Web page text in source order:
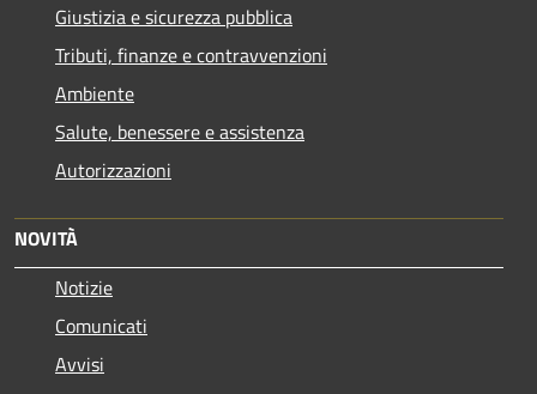
Giustizia e sicurezza pubblica
Tributi, finanze e contravvenzioni
Ambiente
Salute, benessere e assistenza
Autorizzazioni
NOVITÀ
Notizie
Comunicati
Avvisi